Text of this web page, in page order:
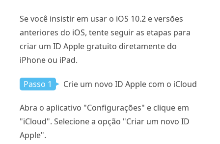
Se você insistir em usar o iOS 10.2 e versões
anteriores do iOS, tente seguir as etapas para
criar um ID Apple gratuito diretamente do
iPhone ou iPad.
Passo 1 Crie um novo ID Apple com o iCloud
Abra o aplicativo "Configurações" e clique em
"iCloud". Selecione a opção "Criar um novo ID
Apple".